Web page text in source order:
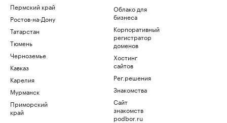
Пермский край
Ростов-на-Дону
Татарстан
Тюмень
Черноземье
Кавказ
Карелия
Мурманск
Приморский
край
Облако для
бизнеса
Корпоративный
регистратор
доменов
Хостинг
сайтов
Рег.решения
Знакомства
Сайт
знакомств
podbor.ru